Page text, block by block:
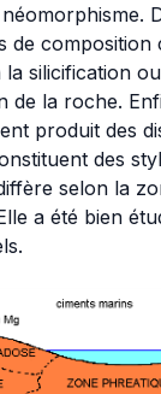
de composition
la silicification
de la roche.
produit des
des
selon la
a été bien